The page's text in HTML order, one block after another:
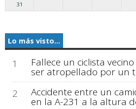
31
Lo más visto...
1 Fallece un ciclista
ser atropellado por un
2
Accidente entre un
en la A-231 a la altura